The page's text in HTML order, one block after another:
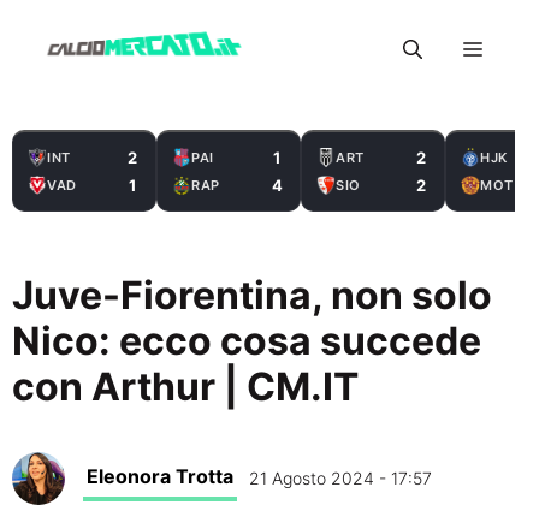
Menu
INT 2
VAD 1
PAI 1
RAP 4
ART 2
SIO 2
HJK
MOT
Juve-Fiorentina, non solo
Nico: ecco cosa succede
con Arthur | CM.IT
Eleonora Trotta 21 Agosto 2024 - 17:57